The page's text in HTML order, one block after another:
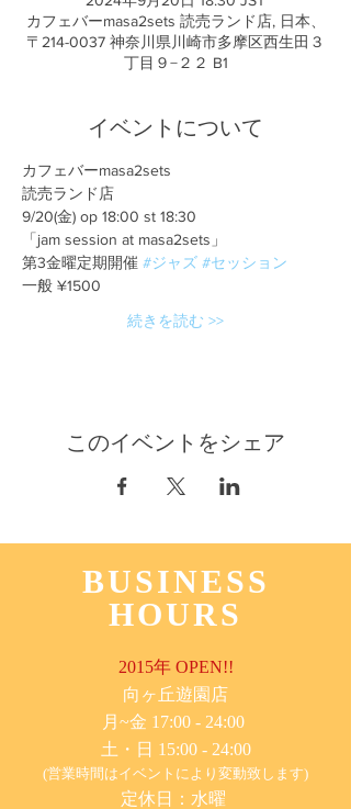
カフェバーmasa2sets 読売ランド店, 日本、
〒214-0037 神奈川県川崎市多摩区西生田３
丁目９−２２ B1
イベントについて
カフェバーmasa2sets
読売ランド店
9/20(金) op 18:00 st 18:30
「jam session at masa2sets」
第3金曜定期開催 #ジャズ #セッション
一般 ¥1500
続きを読む >>
このイベントをシェア
BUSINESS
HOURS
2015年 OPEN!!
​向ヶ丘遊園店
月~金 17:00 - 24:00
土・日 15:00 - 24:00
(営業時間はイベントにより変動致します)
定休日：水曜